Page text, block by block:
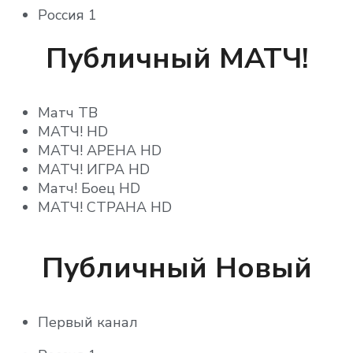
ducktv
TiJi
НСТ
Русский бестселлер
Русский Детектив
Русский Роман HD
Теледом HD
FAN HD
Восток ТВ
Россия 1
Россия 24
СПАС
СТС
ТВ ЦЕНТР – Москва
ТВ3
ТНТ
Радость моя
ducktv
Публичный МАТЧ!
Матч ТВ
МАТЧ! HD
МАТЧ! АРЕНА HD
МАТЧ! ИГРА HD
Матч! Боец HD
МАТЧ! СТРАНА HD
Публичный Новый
Первый канал